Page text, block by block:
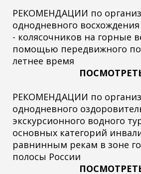
РЕКОМЕНДАЦИИ по
однодневного
- колясочников на горные
помощью передвижного
летнее время
РЕКОМЕНДАЦИИ по
однодневного
экскурсионного водного
основных категорий
равнинным рекам в зоне
полосы России